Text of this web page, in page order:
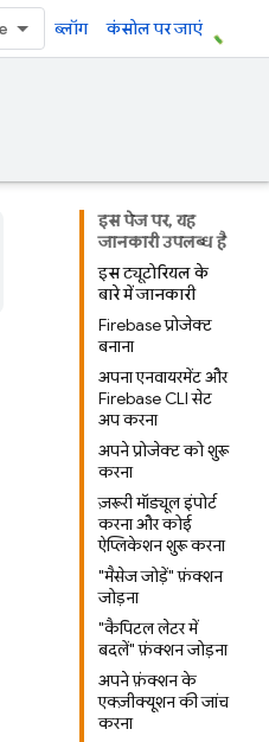
ब्लॉग कंसोल पर जाएं
इस पेज पर, यह
जानकारी उपलब्ध है
इस ट्यूटोरियल के
बारे में जानकारी
Firebase प्रोजेक्ट
बनाना
अपना एनवायरमेंट और
Firebase CLI सेट
अप करना
अपने प्रोजेक्ट को शुरू
करना
ज़रूरी मॉड्यूल इंपोर्ट
करना और कोई
ऐप्लिकेशन शुरू करना
"मैसेज जोड़ें" फ़ंक्शन
जोड़ना
"कैपिटल लेटर में
बदलें" फ़ंक्शन जोड़ना
अपने फ़ंक्शन के
एक्ज़ीक्यूशन की जांच
करना